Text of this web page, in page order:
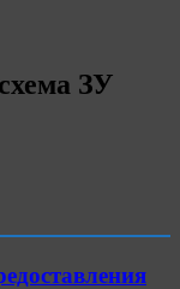
ЗУ